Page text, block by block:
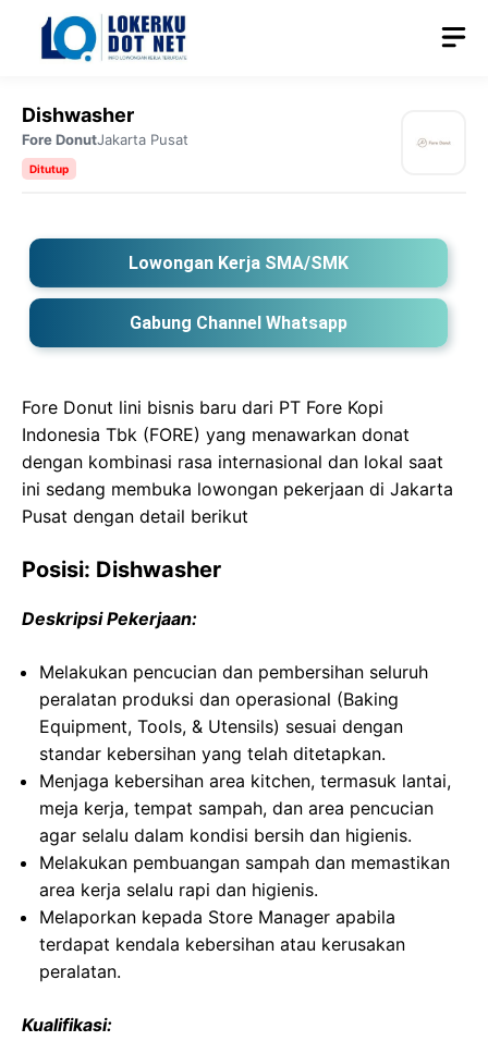
Langsung
Dishwasher
Fore DonutJakarta Pusat
Ditutup
Lowongan Kerja SMA/SMK
Gabung Channel Whatsapp
Fore Donut lini bisnis baru dari PT Fore Kopi
Indonesia Tbk (FORE) yang menawarkan donat
dengan kombinasi rasa internasional dan lokal saat
ini sedang membuka lowongan pekerjaan di Jakarta
Pusat dengan detail berikut
Posisi: Dishwasher
Deskripsi Pekerjaan:
Melakukan pencucian dan pembersihan seluruh
peralatan produksi dan operasional (Baking
Equipment, Tools, & Utensils) sesuai dengan
standar kebersihan yang telah ditetapkan.
Menjaga kebersihan area kitchen, termasuk lantai,
meja kerja, tempat sampah, dan area pencucian
agar selalu dalam kondisi bersih dan higienis.
Melakukan pembuangan sampah dan memastikan
area kerja selalu rapi dan higienis.
Melaporkan kepada Store Manager apabila
terdapat kendala kebersihan atau kerusakan
peralatan.
Kualifikasi: